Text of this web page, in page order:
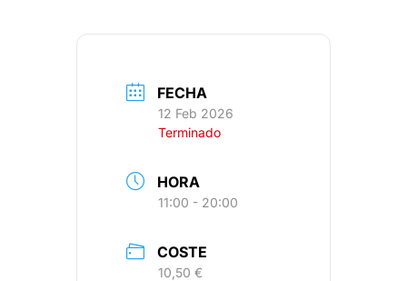
FECHA
12 Feb 2026
Terminado
HORA
11:00 - 20:00
COSTE
10,50 €